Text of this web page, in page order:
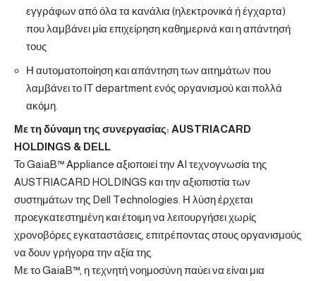
εγγράφων από όλα τα κανάλια (ηλεκτρονικά ή έγχαρτα)
που λαμβάνει μία επιχείρηση καθημερινά και η απάντησή
τους
Η αυτοματοποίηση και απάντηση των αιτημάτων που
λαμβάνει το ΙΤ department ενός οργανισμού και πολλά
ακόμη.
Με τη δύναμη της συνεργασίας: AUSTRIACARD
HOLDINGS & DELL
ΤοGaiaB™ Appliance αξιοποιεί την AI τεχνογνωσία της
AUSTRIACARD HOLDINGS και την αξιοπιστία των
συστημάτων της Dell Technologies. Η λύση έρχεται
προεγκατεστημένη και έτοιμη να λειτουργήσει χωρίς
χρονοβόρες εγκαταστάσεις, επιτρέποντας στους οργανισμούς
να δουν γρήγορα την αξία της.
Με το GaiaB™, η τεχνητή νοημοσύνη παύει να είναι μια